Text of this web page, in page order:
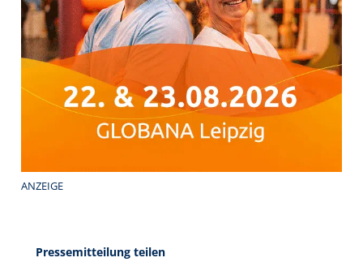
ANZEIGE
Pressemitteilung teilen